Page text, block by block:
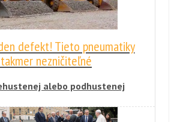
defekt! Tieto pneumatiky
nezničiteľné
alebo podhustenej